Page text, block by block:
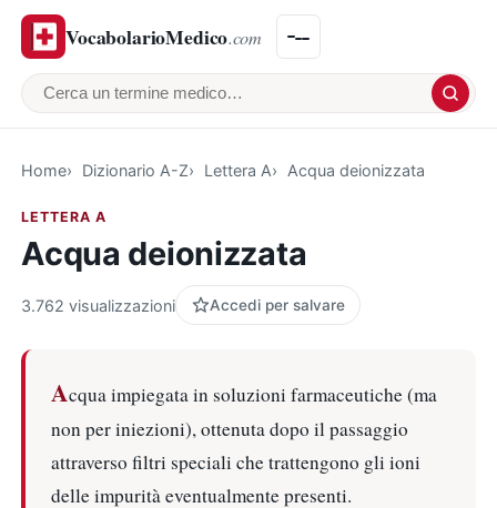
VocabolarioMedico.com
Cerca un termine medico
Home Dizionario A-Z Lettera A Acqua deionizzata
LETTERA A
Acqua deionizzata
3.762 visualizzazioni Accedi per salvare
Acqua impiegata in soluzioni farmaceutiche (ma
non per iniezioni), ottenuta dopo il passaggio
attraverso filtri speciali che trattengono gli ioni
delle impurità eventualmente presenti.